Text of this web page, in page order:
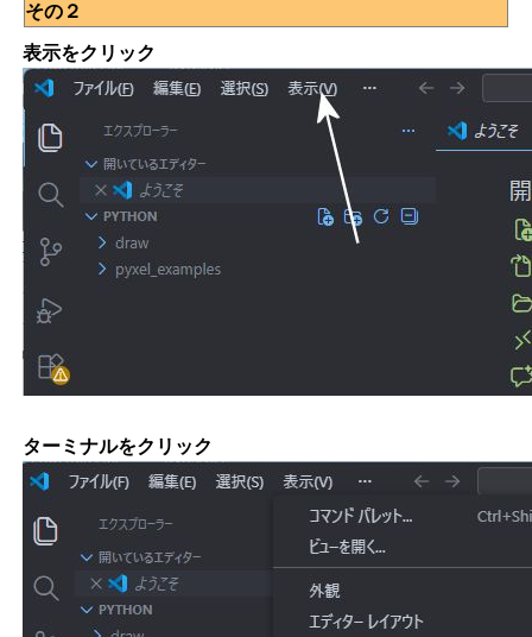
その２
表示をクリック
ターミナルをクリック